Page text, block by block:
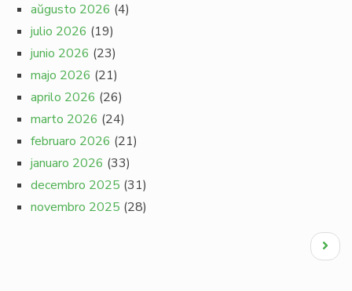
aŭgusto 2026 (4)
julio 2026 (19)
junio 2026 (23)
majo 2026 (21)
aprilo 2026 (26)
marto 2026 (24)
februaro 2026 (21)
januaro 2026 (33)
decembro 2025 (31)
novembro 2025 (28)
Next
page